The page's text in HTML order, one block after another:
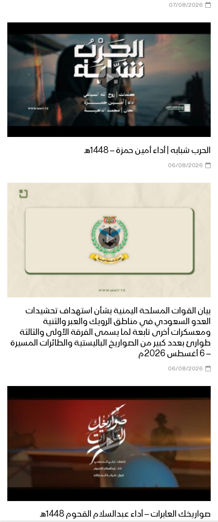
07/08/2026
الحرب شبابه | أداء أمين حمزة – 1448هـ
06/08/2026
بيان القوات المسلحة اليمنية بشأن استهداف تحشيدات
العدو السعودي في مناطق الرويك والعبر والثنية
ومعسكرات أخرى تابعة لما يسمى الفرقة الأولى والثالثة
طوارئ بعدد كبير من الصواريخ الباليستية والطائرات المسيرة
– 6 أغسطس 2026م
06/08/2026
صواريخك العابرات – أداء عبدالسلام القحوم 1448هـ